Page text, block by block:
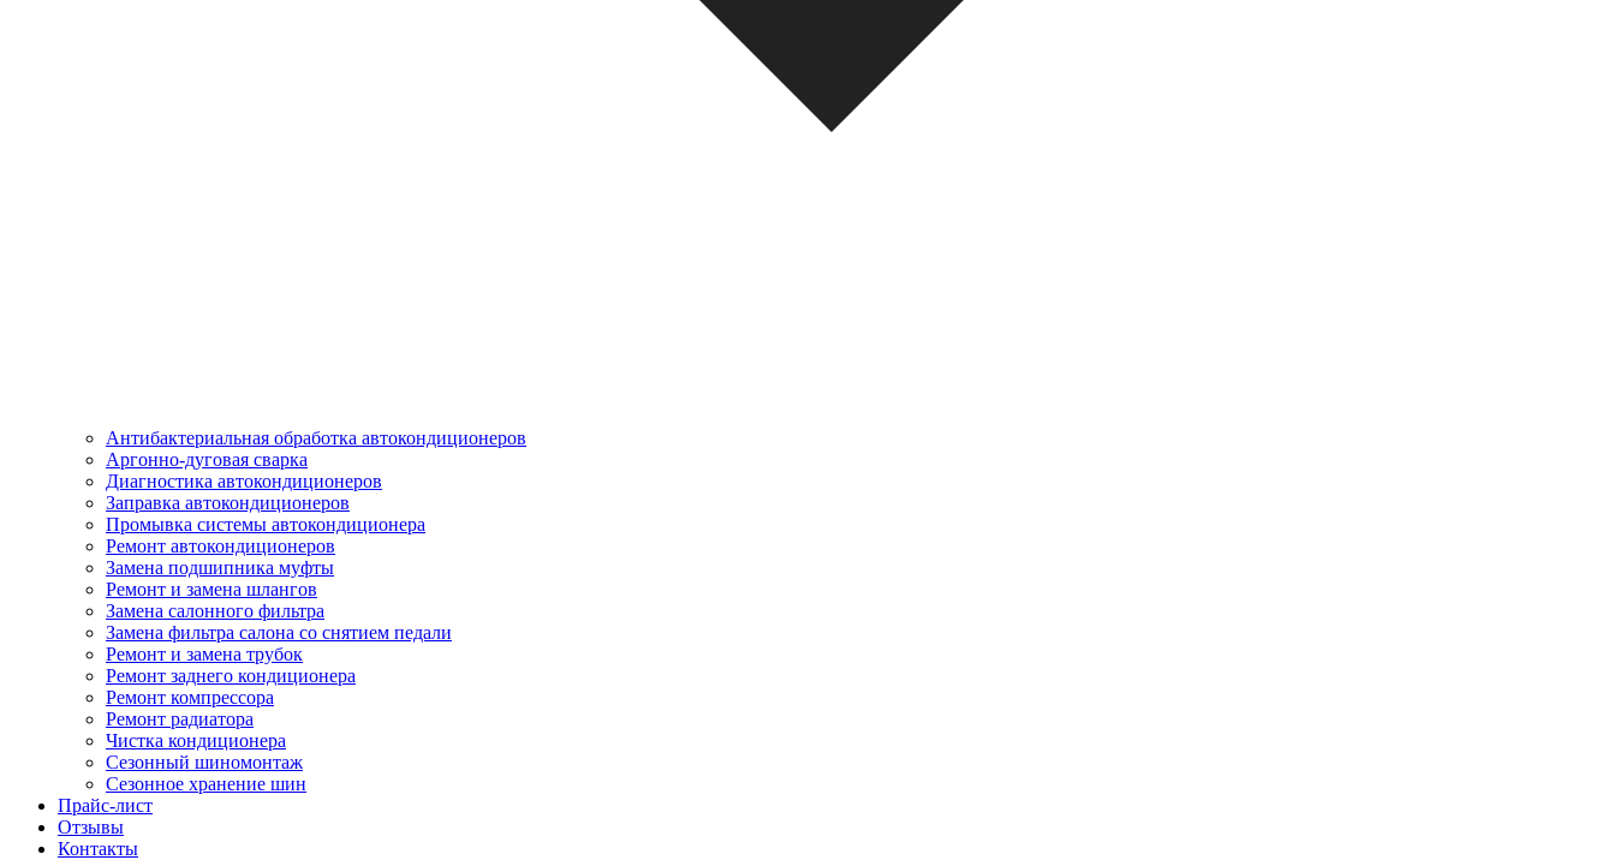
Антибактериальная обработка автокондиционеров
Аргонно-дуговая сварка
Диагностика автокондиционеров
Заправка автокондиционеров
Промывка системы автокондиционера
Ремонт автокондиционеров
Замена подшипника муфты
Ремонт и замена шлангов
Замена салонного фильтра
Замена фильтра салона со снятием педали
Ремонт и замена трубок
Ремонт заднего кондиционера
Ремонт компрессора
Ремонт радиатора
Чистка кондиционера
Сезонный шиномонтаж
Сезонное хранение шин
Прайс-лист
Отзывы
Контакты